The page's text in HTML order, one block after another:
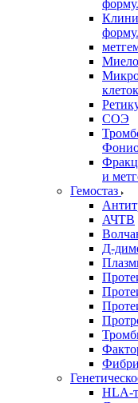
клеток
СОЭ
и
Гемостаз
АЧТВ
Д-
HLA-